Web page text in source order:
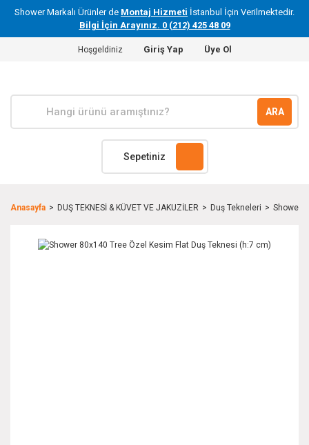
Shower Markalı Ürünler de Montaj Hizmeti İstanbul İçin Verilmektedir.
Bilgi İçin Arayınız. 0 (212) 425 48 09
Hoşgeldiniz Giriş Yap Üye Ol
ARA
Sepetiniz
Anasayfa DUŞ TEKNESİ & KÜVET VE JAKUZİLER Duş Tekneleri Shower